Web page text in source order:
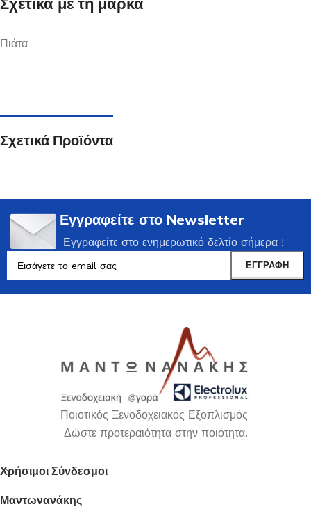
Πιάτα
Σχετικά Προϊόντα
Εγγραφείτε στο Newsletter
Εγγραφείτε στο ενημερωτικό δελτίο σήμερα !
Ποιοτικός Ξενοδοχειακός Εξοπλισμός
Δώστε προτεραιότητα στην ποιότητα.
Χρήσιμοι Σύνδεσμοι
Μαντωνανάκης